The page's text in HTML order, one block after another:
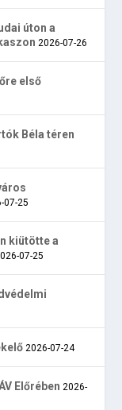
úton a
2026-07-26
első
Béla téren
07-25
kiütötte a
07-25
2026-07-24
Előrében 2026-